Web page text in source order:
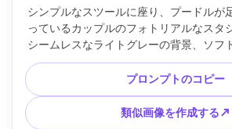
シンプルなスツールに座り、プードルが
っているカップルのフォトリアルなスタ
シームレスなライトグレーの背景、ソフ
っきりとした影、白黒の衣装を着た時代
ング、ハッセルブラッドで撮影、80mm
超リアルなテクスチャ、ハイエンドのポ
品質 --ar 4:5
プロンプトのコピー
類似画像を作成する↗